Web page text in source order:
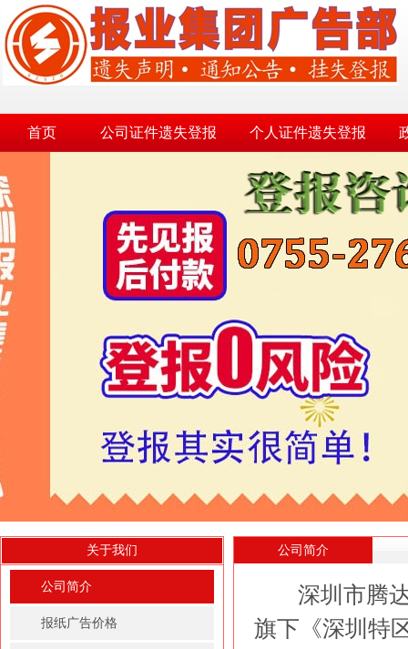
首页 公司证件遗失登报 个人证件遗失登报
关于我们
公司简介
报纸广告价格
公司简介
深圳市腾达
旗下《深圳特